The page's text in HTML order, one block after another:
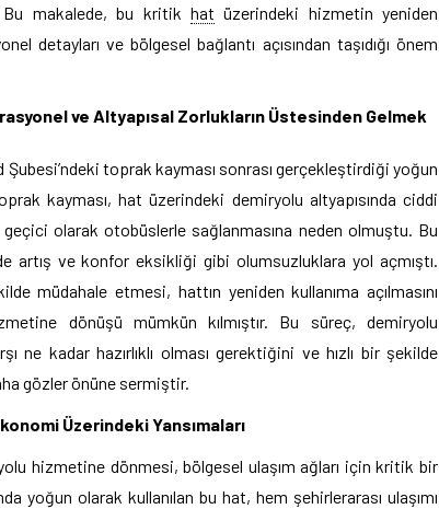
makalede, bu kritik hat üzerindeki hizmetin yeniden
detayları ve bölgesel bağlantı açısından taşıdığı önem
ve Altyapısal Zorlukların Üstesinden Gelmek
toprak kayması sonrası gerçekleştirdiği yoğun
kayması, hat üzerindeki demiryolu altyapısında ciddi
olarak otobüslerle sağlanmasına neden olmuştu. Bu
artış ve konfor eksikliği gibi olumsuzluklara yol açmıştı.
müdahale etmesi, hattın yeniden kullanıma açılmasını
dönüşü mümkün kılmıştır. Bu süreç, demiryolu
ne kadar hazırlıklı olması gerektiğini ve hızlı bir şekilde
gözler önüne sermiştir.
Üzerindeki Yansımaları
hizmetine dönmesi, bölgesel ulaşım ağları için kritik bir
yoğun olarak kullanılan bu hat, hem şehirlerarası ulaşımı